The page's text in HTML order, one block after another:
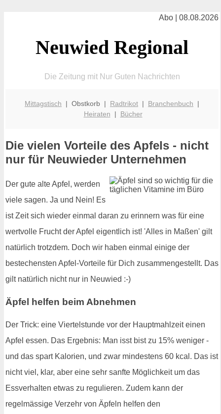
Abo | 08.08.2026
Neuwied Regional
Die Zeitung mit Nur Guten Nachrichten
Mittagstisch | Obstkorb | Radtrikot | Branchenbuch |
Heiraten | Bücher
Die vielen Vorteile des Apfels - nicht
nur für Neuwieder Unternehmen
Der gute alte Apfel, werden
viele sagen. Ja und Nein! Es
ist Zeit sich wieder einmal daran zu erinnern was für eine
wertvolle Frucht der Apfel eigentlich ist! 'Alles in Maßen' gilt
natürlich trotzdem. Doch wir haben einmal einige der
bestechensten Apfel-Vorteile für Dich zusammengestellt. Das
gilt natürlich nicht nur in Neuwied :-)
Äpfel helfen beim Abnehmen
Der Trick: eine Viertelstunde vor der Hauptmahlzeit einen
Apfel essen. Das Ergebnis: Man isst bist zu 15% weniger -
und das spart Kalorien, und zwar mindestens 60 kcal. Das ist
nicht viel, klar, aber eine sehr sanfte Möglichkeit um das
Essverhalten etwas zu regulieren. Zudem kann der
regelmässige Verzehr von Äpfeln helfen den